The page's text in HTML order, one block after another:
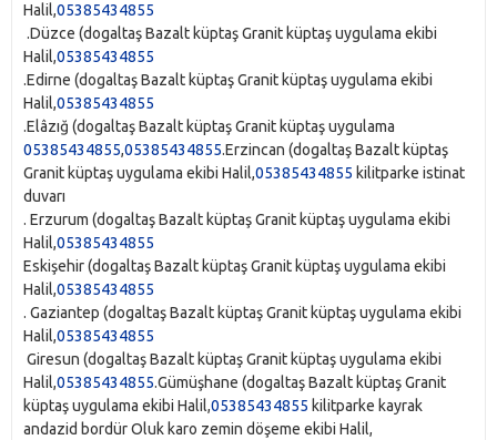
Halil,05385434855
.Düzce‎ (dogaltaş Bazalt küptaş Granit küptaş uygulama ekibi
Halil,05385434855
.Edirne‎ (dogaltaş Bazalt küptaş Granit küptaş uygulama ekibi
Halil,05385434855
.Elâzığ‎ (dogaltaş Bazalt küptaş Granit küptaş uygulama
05385434855,05385434855.Erzincan‎ (dogaltaş Bazalt küptaş
Granit küptaş uygulama ekibi Halil,05385434855 kilitparke istinat
duvarı
. Erzurum‎ (dogaltaş Bazalt küptaş Granit küptaş uygulama ekibi
Halil,05385434855
Eskişehir‎ (dogaltaş Bazalt küptaş Granit küptaş uygulama ekibi
Halil,05385434855
. Gaziantep‎ (dogaltaş Bazalt küptaş Granit küptaş uygulama ekibi
Halil,05385434855
Giresun‎ (dogaltaş Bazalt küptaş Granit küptaş uygulama ekibi
Halil,05385434855.Gümüşhane‎ (dogaltaş Bazalt küptaş Granit
küptaş uygulama ekibi Halil,05385434855 kilitparke kayrak
andazid bordür Oluk karo zemin döşeme ekibi Halil,